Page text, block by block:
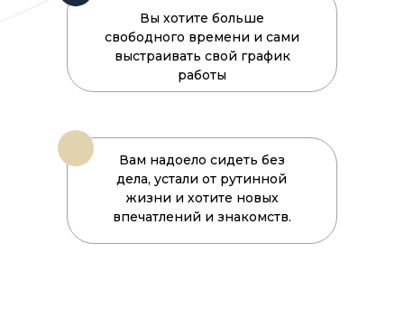
Вы хотите больше
свободного времени и сами
выстраивать свой график
работы
Вам надоело сидеть без
дела, устали от рутинной
жизни и хотите новых
впечатлений и знакомств.